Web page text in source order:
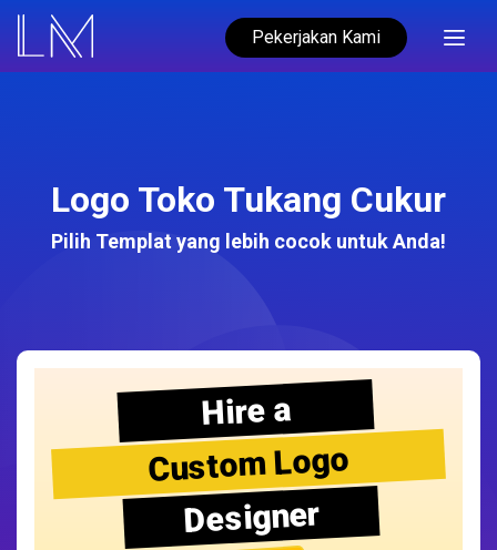
Pekerjakan Kami
Logo Toko Tukang Cukur
Pilih Templat yang lebih cocok untuk Anda!
Hire a
Custom Logo
Designer